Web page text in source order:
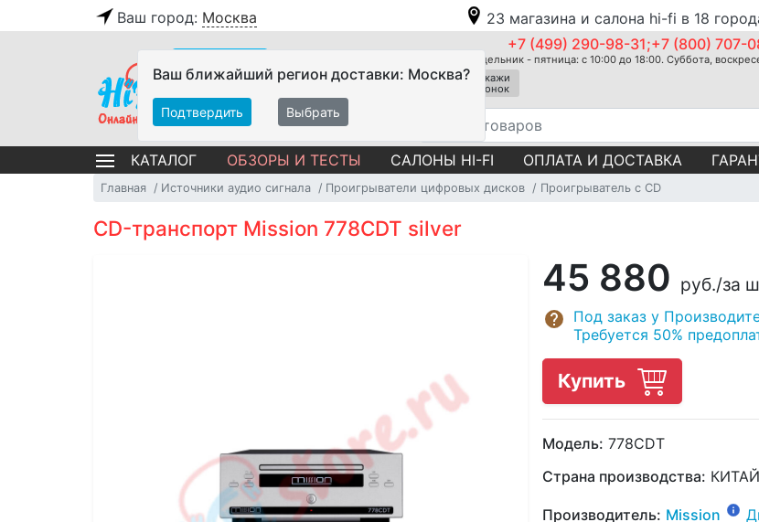
Ваш город: Москва 23 магазина и салона hi-fi в 18
Ваш ближайший регион доставки: Москва?
Подтвердить Выбрать
+7 (499) 290-98-31;+7 (800) 707-
Понедельник - пятница: с 10:00 до 18:00. Суббота,
Закажи
звонок
КАТАЛОГ ОБЗОРЫ И ТЕСТЫ САЛОНЫ HI-FI ОПЛАТА И ДОСТАВКА
Главная Источники аудио сигнала Проигрыватели цифровых дисков Проигрыватель с CD
CD-транспорт Mission 778CDT silver
45 880 руб./за
Под заказ у
Требуется 50%
Купить
Модель: 778CDT
Страна производства: КИТАЙ
Производитель: Mission